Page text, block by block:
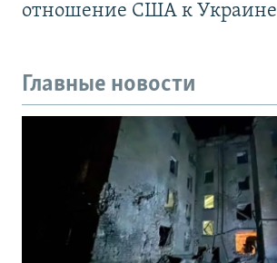
отношение США к Украине
Главные новости